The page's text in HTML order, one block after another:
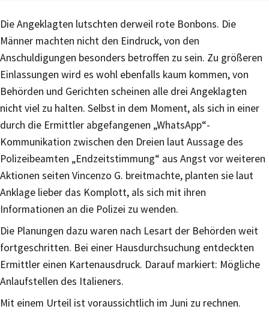
Die Angeklagten lutschten derweil rote Bonbons. Die
Männer machten nicht den Eindruck, von den
Anschuldigungen besonders betroffen zu sein. Zu größeren
Einlassungen wird es wohl ebenfalls kaum kommen, von
Behörden und Gerichten scheinen alle drei Angeklagten
nicht viel zu halten. Selbst in dem Moment, als sich in einer
durch die Ermittler abgefangenen „WhatsApp“-
Kommunikation zwischen den Dreien laut Aussage des
Polizeibeamten „Endzeitstimmung“ aus Angst vor weiteren
Aktionen seiten Vincenzo G. breitmachte, planten sie laut
Anklage lieber das Komplott, als sich mit ihren
Informationen an die Polizei zu wenden.
Die Planungen dazu waren nach Lesart der Behörden weit
fortgeschritten. Bei einer Hausdurchsuchung entdeckten
Ermittler einen Kartenausdruck. Darauf markiert: Mögliche
Anlaufstellen des Italieners.
Mit einem Urteil ist voraussichtlich im Juni zu rechnen.